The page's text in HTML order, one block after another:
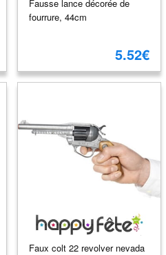
Fausse lance décorée de
fourrure, 44cm
5.52€
Faux colt 22 revolver nevada